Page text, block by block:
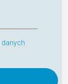
danych